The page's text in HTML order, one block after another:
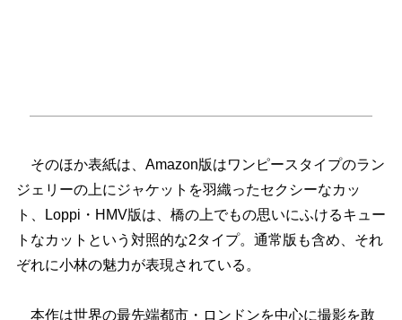
そのほか表紙は、Amazon版はワンピースタイプのラン
ジェリーの上にジャケットを羽織ったセクシーなカッ
ト、Loppi・HMV版は、橋の上でもの思いにふけるキュー
トなカットという対照的な2タイプ。通常版も含め、それ
ぞれに小林の魅力が表現されている。
本作は世界の最先端都市・ロンドンを中心に撮影を敢